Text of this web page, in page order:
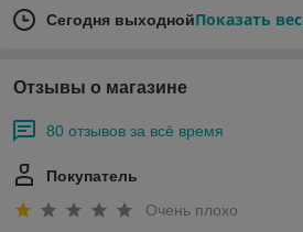
Преимущества использования
проста в применении;
не подвержена негативным
Сегодня выходнойПоказать
Отзывы о магазине
80 отзывов за всё время
Покупатель
Очень плохо